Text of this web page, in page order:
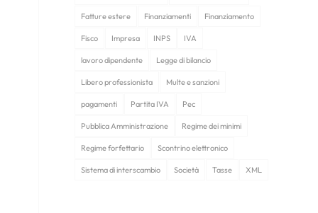
Fatture estere Finanziamenti Finanziamento
Fisco Impresa INPS IVA
lavoro dipendente Legge di bilancio
Libero professionista Multe e sanzioni
pagamenti Partita IVA Pec
Pubblica Amministrazione Regime dei minimi
Regime forfettario Scontrino elettronico
Sistema di interscambio Società Tasse XML